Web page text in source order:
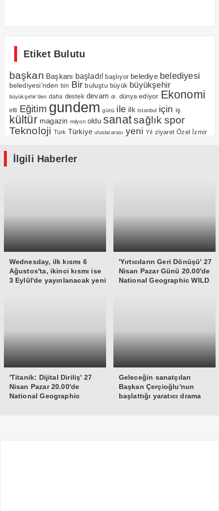
Etiket Bulutu
başkan Başkanı başladı! başlıyor belediye belediyesi
belediyesi’nden bin Bir buluştu büyük büyükşehir
büyükşehir’den daha destek devam dr. dünya ediyor Ekonomi
etti Eğitim gundem günü ile ilk Istanbul için iş
kültür magazin milyon oldu sanatsağlık spor
Teknoloji Türk Türkiye uluslararası yeni Yıl ziyaret Özel İzmir
İlgili Haberler
Wednesday, ilk kısmı 6
Ağustos'ta, ikinci kısmı ise
3 Eylül'de yayınlanacak yeni
'Yırtıcıların Geri Dönüşü' 27
Nisan Pazar Günü 20.00'de
National Geographic WILD
'Titanik: Dijital Diriliş' 27
Nisan Pazar 20.00'de
National Geographic
Geleceğin sanatçıları
Başkan Çerçioğlu'nun
başlattığı yaratıcı drama